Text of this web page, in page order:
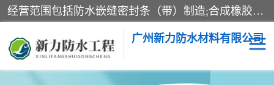
经营范围包括防水嵌缝密封条（带）制造;合成橡胶制造（监控化学品、危险化学品除外）;沥青混合物制造;防水胶粘带制造;其他合成材料制造（监控化学品、危险化学品除外）;涂料制造（监控化学品、危险化学品除外）;建筑结构防水补漏;防水建筑材料制造;粘合剂制造（监控化学品、危险化学品除外）;涂料零售;广州新力防水材料有限公司具有1处分支机构。
广州新力防水材料有限公司